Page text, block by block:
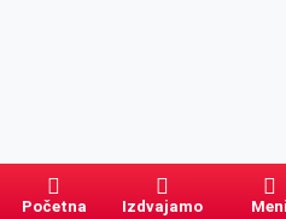
Početna Izdvajamo Meni